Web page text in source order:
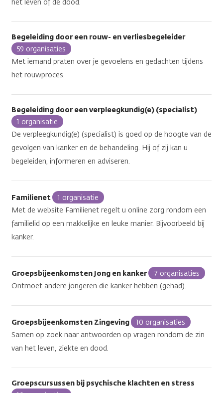
het leven of de dood.
Begeleiding door een rouw- en verliesbegeleider
59 organisaties
Met iemand praten over je gevoelens en gedachten tijdens
het rouwproces.
Begeleiding door een verpleegkundig(e) (specialist)
1 organisatie
De verpleegkundig(e) (specialist) is goed op de hoogte van de
gevolgen van kanker en de behandeling. Hij of zij kan u
begeleiden, informeren en adviseren.
Familienet
1 organisatie
Met de website Familienet regelt u online zorg rondom een
familielid op een makkelijke en leuke manier. Bijvoorbeeld bij
kanker.
Groepsbijeenkomsten Jong en kanker
7 organisaties
Ontmoet andere jongeren die kanker hebben (gehad).
Groepsbijeenkomsten Zingeving
10 organisaties
Samen op zoek naar antwoorden op vragen rondom de zin
van het leven, ziekte en dood.
Groepscursussen bij psychische klachten en stress